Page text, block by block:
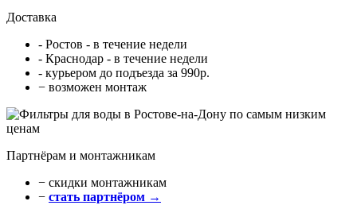
Доставка
- Ростов - в течение недели
- Краснодар - в течение недели
- курьером до подъезда за 990р.
− возможен монтаж
Партнёрам и монтажникам
− cкидки монтажникам
− стать партнёром →